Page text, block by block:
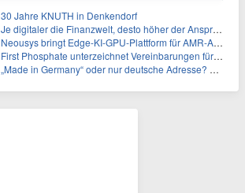
30 Jahre KNUTH in Denkendorf
Je digitaler die Finanzwelt, desto höher der Anspruch an gute Beratung
Neousys bringt Edge-KI-GPU-Plattform für AMR-Anwendungen mit Unterstützung für vier GMSL2-Fahrzeugkameras auf den Markt
First Phosphate unterzeichnet Vereinbarungen für nicht zu refundierende Zuwendungen in Höhe von 4,84 Mio. $ von der kanadischen Regierung für Straßeninfrastruktur und Stromübertragungsleitungen
„Made in Germany“ oder nur deutsche Adresse? So erkennen Sie, wo Ihre Leiterplatten wirklich gefertigt werden